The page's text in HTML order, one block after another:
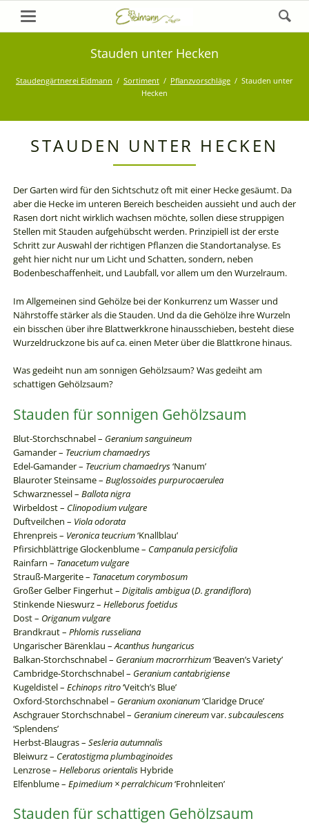
Stauden unter Hecken
Staudengärtnerei Eidmann Sortiment Pflanzvorschläge
Stauden unter
Hecken
STAUDEN UNTER HECKEN
Der Garten wird für den Sichtschutz oft mit einer Hecke gesäumt. Da
aber die Hecke im unteren Bereich bescheiden aussieht und auch der
Rasen dort nicht wirklich wachsen möchte, sollen diese struppigen
Stellen mit Stauden aufgehübscht werden. Prinzipiell ist der erste
Schritt zur Auswahl der richtigen Pflanzen die Standortanalyse. Es
geht hier nicht nur um Licht und Schatten, sondern, neben
Bodenbeschaffenheit, und Laubfall, vor allem um den Wurzelraum.
Im Allgemeinen sind Gehölze bei der Konkurrenz um Wasser und
Nährstoffe stärker als die Stauden. Und da die Gehölze ihre Wurzeln
ein bisschen über ihre Blattwerkkrone hinausschieben, besteht diese
Wurzeldruckzone bis auf ca. einen Meter über die Blattkrone hinaus.
Was gedeiht nun am sonnigen Gehölzsaum? Was gedeiht am
schattigen Gehölzsaum?
Stauden für sonnigen Gehölzsaum
Blut-Storchschnabel – Geranium sanguineum
Gamander – Teucrium chamaedrys
Edel-Gamander – Teucrium chamaedrys‘Nanum’
Blauroter Steinsame – Buglossoides purpurocaerulea
Schwarznessel – Ballota nigra
Wirbeldost – Clinopodium vulgare
Duftveilchen – Viola odorata
Ehrenpreis – Veronica teucrium‘Knallblau’
Pfirsichblättrige Glockenblume – Campanula persicifolia
Rainfarn – Tanacetum vulgare
Strauß-Margerite – Tanacetum corymbosum
Großer Gelber Fingerhut – Digitalis ambigua(D. grandiflora)
Stinkende Nieswurz – Helleborus foetidus
Dost – Origanum vulgare
Brandkraut – Phlomis russeliana
Ungarischer Bärenklau – Acanthus hungaricus
Balkan-Storchschnabel – Geranium macrorrhizum‘Beaven’s Variety’
Cambridge-Storchschnabel – Geranium cantabrigiense
Kugeldistel – Echinops ritro‘Veitch’s Blue’
Oxford-Storchschnabel – Geranium oxonianum‘Claridge Druce’
Aschgrauer Storchschnabel – Geranium cinereumvar.subcaulescens
‘Splendens’
Herbst-Blaugras – Sesleria autumnalis
Bleiwurz – Ceratostigma plumbaginoides
Lenzrose – Helleborus orientalisHybride
Elfenblume – Epimedium × perralchicum‘Frohnleiten’
Stauden für schattigen Gehölzsaum